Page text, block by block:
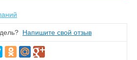
Напишите свой отзыв